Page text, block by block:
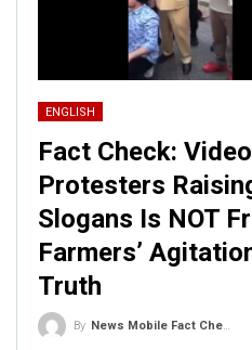
ENGLISH
Fact Check:
Protesters
Slogans Is NOT
Farmers’
Truth
By News Mobile Fact Check Bureau